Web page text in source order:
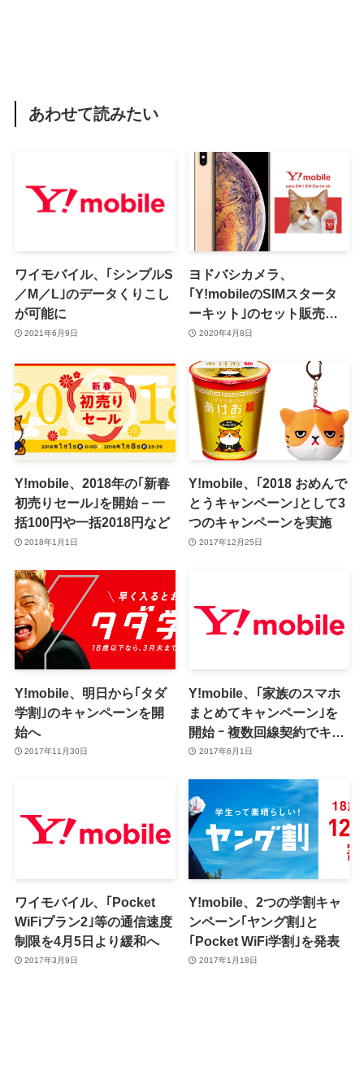
あわせて読みたい
ワイモバイル、｢シンプルS
／M／L｣のデータくりこし
が可能に
2021年6月9日
ヨドバシカメラ、
｢Y!mobileのSIMスタータ
ーキット｣のセット販売で
｢iPhone XS Max｣を10,880
2020年4月8日
Y!mobile、2018年の｢新春
初売りセール｣を開始 − 一
括100円や一括2018円など
2018年1月1日
Y!mobile、｢2018 おめんで
とうキャンペーン｣として3
つのキャンペーンを実施
2017年12月25日
Y!mobile、明日から｢タダ
学割｣のキャンペーンを開
始へ
2017年11月30日
Y!mobile、｢家族のスマホ
まとめてキャンペーン｣を
開始 ｰ 複数回線契約でキャ
ッシュバック
2017年6月1日
ワイモバイル、｢Pocket
WiFiプラン2｣等の通信速度
制限を4月5日より緩和へ
2017年3月9日
Y!mobile、2つの学割キャ
ンペーン｢ヤング割｣と
｢Pocket WiFi学割｣を発表
2017年1月18日